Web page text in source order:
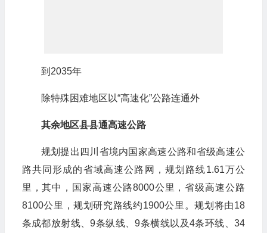
到2035年
除特殊困难地区以“高速化”公路连通外
其余地区县县通高速公路
规划提出四川省境内国家高速公路和省级高速公
路共同形成的省域高速公路网，规划路线1.61万公
里，其中，国家高速公路8000公里，省级高速公路
8100公里，规划研究路线约1900公里。规划将由18
条成都放射线、9条纵线、9条横线以及4条环线、34